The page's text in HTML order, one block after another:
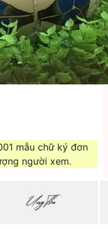
mẫu chữ ký đơn
người xem.